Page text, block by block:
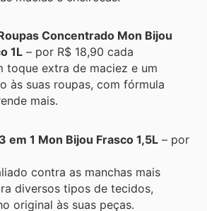
Concentrado Mon Bijou
1L – por R$ 18,90 cada
toque extra de maciez e um
às suas roupas, com fórmula
mais.
em 1 Mon Bijou Frasco 1,5L – por
contra as manchas mais
diversos tipos de tecidos,
original às suas peças.